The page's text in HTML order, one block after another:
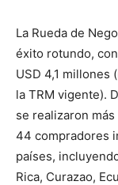
La Rueda de
éxito rotundo,
USD 4,1 millones
la TRM vigente).
se realizaron
44 compradores
países,
Rica, Curazao,